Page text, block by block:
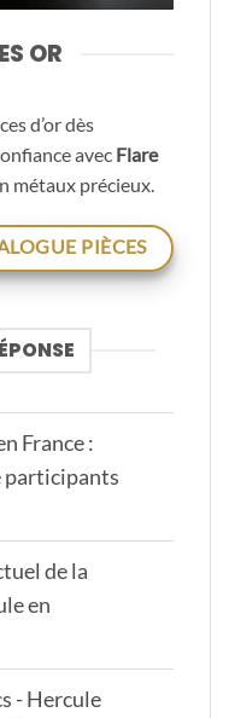
OR
d’or dès
avec Flare
métaux précieux.
PIÈCES
France :
participants
de la
en
- Hercule